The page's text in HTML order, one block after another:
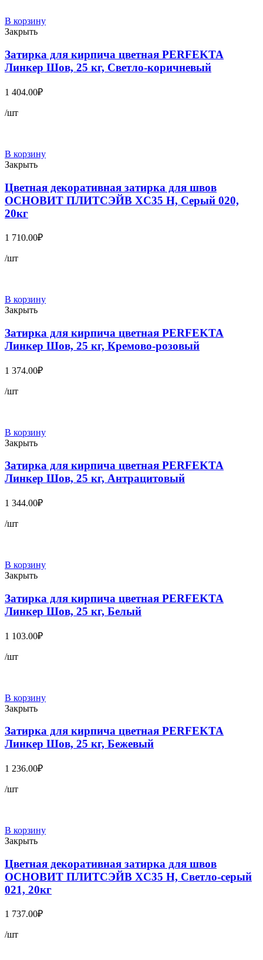
В корзину
Закрыть
Затирка для кирпича цветная PERFEKTA
Линкер Шов, 25 кг, Светло-коричневый
1 404.00₽
/шт
В корзину
Закрыть
Цветная декоративная затирка для швов
ОСНОВИТ ПЛИТСЭЙВ XC35 Н, Серый 020,
20кг
1 710.00₽
/шт
В корзину
Закрыть
Затирка для кирпича цветная PERFEKTA
Линкер Шов, 25 кг, Кремово-розовый
1 374.00₽
/шт
В корзину
Закрыть
Затирка для кирпича цветная PERFEKTA
Линкер Шов, 25 кг, Антрацитовый
1 344.00₽
/шт
В корзину
Закрыть
Затирка для кирпича цветная PERFEKTA
Линкер Шов, 25 кг, Белый
1 103.00₽
/шт
В корзину
Закрыть
Затирка для кирпича цветная PERFEKTA
Линкер Шов, 25 кг, Бежевый
1 236.00₽
/шт
В корзину
Закрыть
Цветная декоративная затирка для швов
ОСНОВИТ ПЛИТСЭЙВ XC35 Н, Светло-серый
021, 20кг
1 737.00₽
/шт